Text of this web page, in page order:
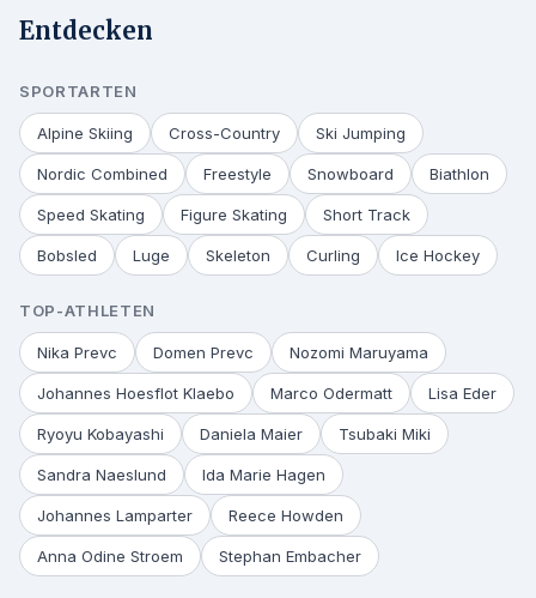
Entdecken
SPORTARTEN
Alpine Skiing Cross-Country Ski Jumping
Nordic Combined Freestyle Snowboard Biathlon
Speed Skating Figure Skating Short Track
Bobsled Luge Skeleton Curling Ice Hockey
TOP-ATHLETEN
Nika Prevc Domen Prevc Nozomi Maruyama
Johannes Hoesflot Klaebo Marco Odermatt Lisa Eder
Ryoyu Kobayashi Daniela Maier Tsubaki Miki
Sandra Naeslund Ida Marie Hagen
Johannes Lamparter Reece Howden
Anna Odine Stroem Stephan Embacher